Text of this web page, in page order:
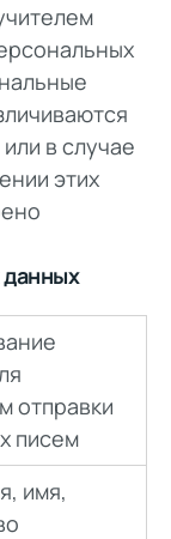
в случае
этих
отправки
писем
имя,